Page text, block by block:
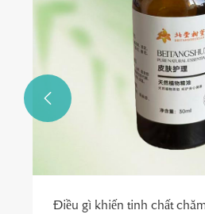
Điều gì khiến tinh chất
